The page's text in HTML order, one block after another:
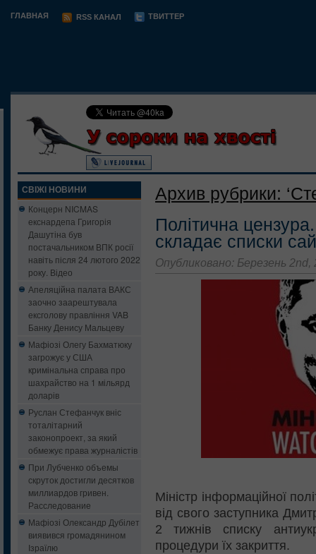
ГЛАВНАЯ RSS КАНАЛ ТВИТТЕР
СВІЖІ НОВИНИ
Концерн NICMAS
екснардепа Григорія
Дашутіна був
постачальником ВПК росії
навіть після 24 лютого 2022
року. Відео
Апеляційна палата ВАКС
заочно заарештувала
ексголову правління VAB
Банку Денису Мальцеву
Мафіозі Олегу Бахматюку
загрожує у США
кримінальна справа про
шахрайство на 1 мільярд
доларів
Руслан Стефанчук вніс
тоталітарний
законопроект, за який
обмежує права журналістів
При Лубченко объемы
скруток достигли десятков
миллиардов гривен.
Расследование
Мафіозі Олександр Дубілет
виявився громадянином
Ізраїлю
Архив рубрики:
Політична
складає списки
Опубликовано: Березень 2nd,
Міністр інформаційної
від свого заступника
2 тижнів списку
процедури їх закриття.